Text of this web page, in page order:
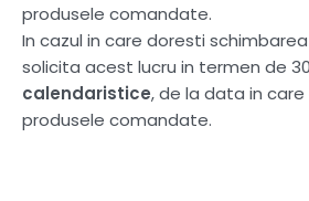
produsele comandate.
In cazul in care doresti
solicita acest lucru in termen de 30
calendaristice, de la data in
produsele comandate.